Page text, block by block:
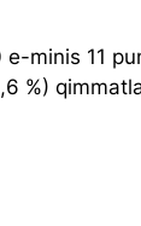
minis 11
%)